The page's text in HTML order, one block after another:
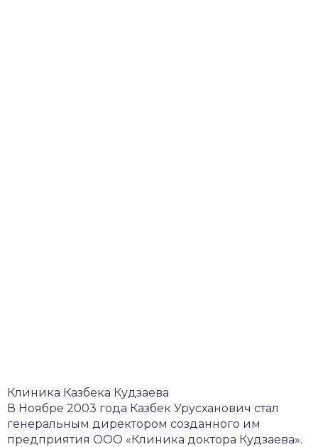
Клиника Казбека Кудзаева
В Ноябре 2003 года Казбек Урусханович стал
генеральным директором созданного им
предприятия ООО «Клиника доктора Кудзаева».